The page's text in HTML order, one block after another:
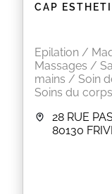
CAP
Epilation /
Massages /
mains / Soin
Soins du
28 RUE
80130